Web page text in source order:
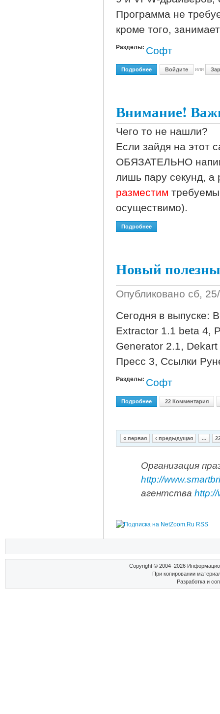
Программа не
кроме того,
Разделы: Софт
Подробнее О Много Софта
Войдите или
Внимание!
Чего то не нашли?
Если зайдя на этот
ОБЯЗАТЕЛЬНО
лишь пару секунд,
разместим
осуществимо).
Подробнее
Новый
Опубликовано сб,
Сегодня в выпуске:
Extractor 1.1 beta 4,
Generator 2.1,
Пресс 3, Ссылки
Разделы: Софт
Подробнее О Новый Полезный
22 Комментария
Страницы
« первая ‹ предыдущая …
Организация
http://
агентства http://
Copyright © 2004–2026
При копировании
Разработка и